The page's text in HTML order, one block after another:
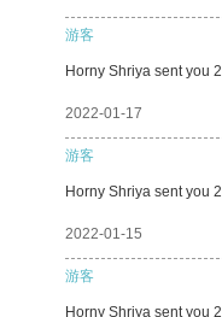
游客
Horny Shriya sent you 2
2022-01-17
游客
Horny Shriya sent you 2
2022-01-15
游客
Horny Shriya sent you 2